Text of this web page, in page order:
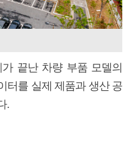
끝난 차량 부품 모델의
터를 실제 제품과 생산 공
.